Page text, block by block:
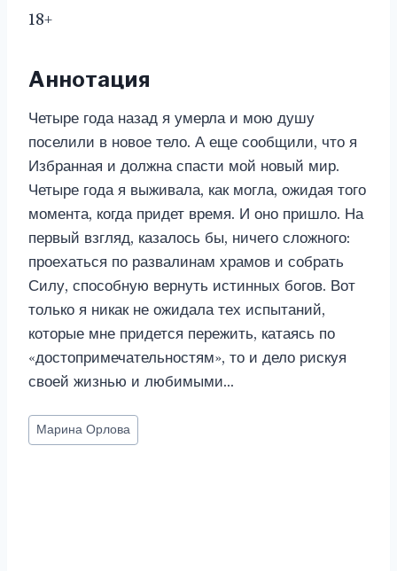
18+
Аннотация
Четыре года назад я умерла и мою душу
поселили в новое тело. А еще сообщили, что я
Избранная и должна спасти мой новый мир.
Четыре года я выживала, как могла, ожидая того
момента, когда придет время. И оно пришло. На
первый взгляд, казалось бы, ничего сложного:
проехаться по развалинам храмов и собрать
Силу, способную вернуть истинных богов. Вот
только я никак не ожидала тех испытаний,
которые мне придется пережить, катаясь по
«достопримечательностям», то и дело рискуя
своей жизнью и любимыми…
Метки
записи:
Марина Орлова